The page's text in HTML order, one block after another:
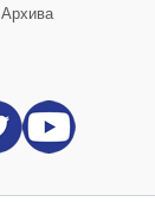
Архива